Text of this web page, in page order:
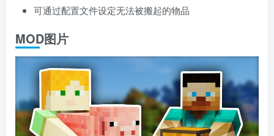
可通过配置文件设定无法被搬起的物品
MOD图片